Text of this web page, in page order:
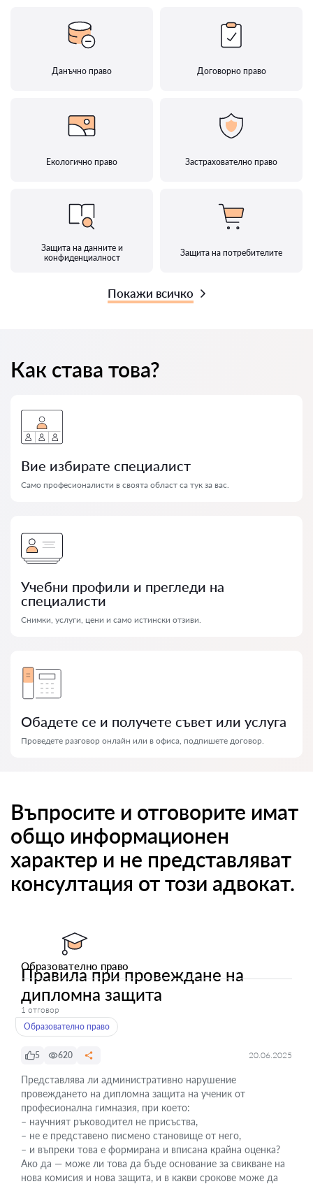
Данъчно право Договорно право
Екологично право Застрахователно право
Защита на данните и
конфиденциалност
Защита на потребителите
Покажи всичко
Как става това?
Вие избирате специалист
Само професионалисти в своята област са тук за вас.
Учебни профили и прегледи на
специалисти
Снимки, услуги, цени и само истински отзиви.
Обадете се и получете съвет или услуга
Проведете разговор онлайн или в офиса, подпишете договор.
Въпросите и отговорите имат
общо информационен
характер и не представляват
консултация от този адвокат.
Образователно право
Правила при провеждане на
дипломна защита
1 отговор
Образователно право
5 620 20.06.2025
Представлява ли административно нарушение
провеждането на дипломна защита на ученик от
професионална гимназия, при което:
– научният ръководител не присъства,
– не е представено писмено становище от него,
– и въпреки това е формирана и вписана крайна оценка?
Ако да — може ли това да бъде основание за свикване на
нова комисия и нова защита, и в какви срокове може да